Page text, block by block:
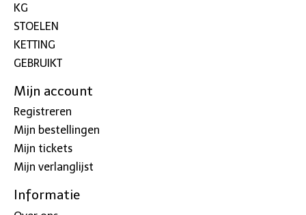
KG
STOELEN
KETTING
GEBRUIKT
Mijn account
Registreren
Mijn bestellingen
Mijn tickets
Mijn verlanglijst
Informatie